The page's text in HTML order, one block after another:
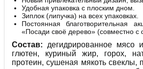
Удобная упаковка с плоским дном.
Зиплок (липучка) на всех упаковках.
Постоянная благотворительная
«Посади своё дерево» (совместно
Состав: дегидрированное мясо
глютен, куриный жир, горох,
протеин, сушеная мякоть